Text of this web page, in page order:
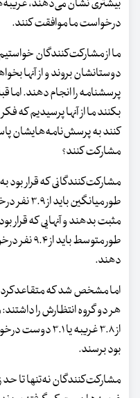
بیشتری نشان می‌دهند،
درخواست ما موافقت کنند.
ما از مشارکت‌کنندگان
دوستانشان بروند و از آنها
پرسشنامه را انجام دهند. اما
بکنند ما از آنها پرسیدیم که
کنند به پرسش‌نامه‌هایشان
مشارکت کنند؟
مشارکت‌کنندگانی که قرار بود
طور
مثبت بدهند و آنهایی که قرار
طور متوسط
دهند.
اما مشخص شد که متقاعدکردن
هر دو گروه انتظارش را
بود برسند.
مشارکت‌کنندگان نه‌تنها تا